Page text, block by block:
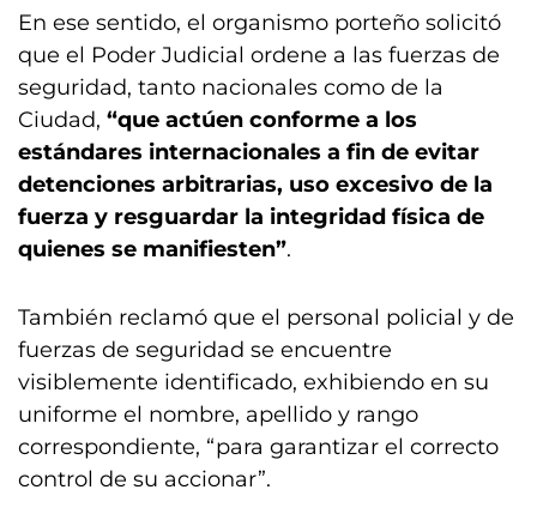
En ese sentido, el organismo porteño solicitó
que el Poder Judicial ordene a las fuerzas de
seguridad, tanto nacionales como de la
Ciudad, “que actúen conforme a los
estándares internacionales a fin de evitar
detenciones arbitrarias, uso excesivo de la
fuerza y resguardar la integridad física de
quienes se manifiesten”.
También reclamó que el personal policial y de
fuerzas de seguridad se encuentre
visiblemente identificado, exhibiendo en su
uniforme el nombre, apellido y rango
correspondiente, “para garantizar el correcto
control de su accionar”.